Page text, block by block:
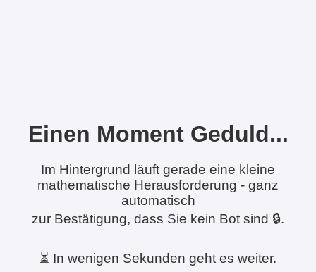
Einen Moment Geduld...
Im Hintergrund läuft gerade eine kleine
mathematische Herausforderung - ganz
automatisch
zur Bestätigung, dass Sie kein Bot sind 🔒.
⏳ In wenigen Sekunden geht es weiter.